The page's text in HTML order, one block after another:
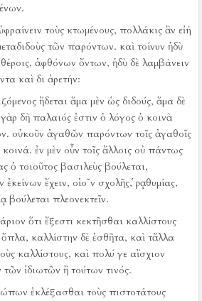
τοὺς κτωμένους, πολλάκις ἂν εἰή
τῶν παρόντων. καὶ τοίνυν ἡδὺ
ἀφθόνων ὄντων, ἡδὺ δὲ λαμβάνειν
καὶ δι ἀρετήν:
ἥδεται ἅμα μὲν ὡς διδούς, ἅμα δὲ
δὴ παλαιός ἐστιν ὁ λόγος ὁ κοινὰ
οὐκοῦν ἀγαθῶν παρόντων τοῖς ἀγαθοῖς
κοινά. ἐν μὲν οὖν τοῖς ἄλλοις οὐ πάντως
ὁ τοιοῦτος βασιλεὺς βούλεται,
ἔχειν, οἱο῀ν σχολῆς, ῥᾳθυμίας,
βούλεται πλεονεκτεῖν.
ὅτι ἔξεστι κεκτῆσθαι καλλίστους
καλλίστην δὲ ἐσθῆτα, καὶ τἄλλα
καλλίστους, καὶ πολύ γε αἴσχιον
τῶν ἰδιωτῶν ἢ τούτων τινός.
ἐκλέξασθαι τοὺς πιστοτάτους